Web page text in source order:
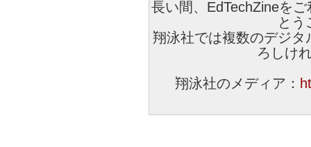
長い間、EdTechZineを
とう
翔泳社では複数のデジ
ろしけ
翔泳社のメディア：